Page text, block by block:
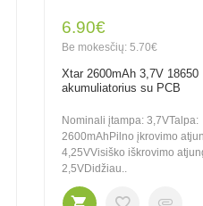
6.90€
Be mokesčių: 5.70€
Xtar 2600mAh 3,7V 18650
akumuliatorius su PCB
Nominali įtampa: 3,7VTalpa:
2600mAhPilno įkrovimo
4,25VVisiško iškrovimo
2,5VDidžiau..